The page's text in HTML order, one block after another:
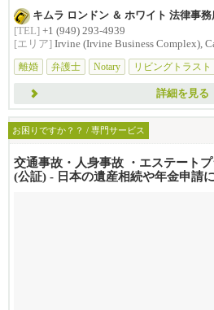
せんか？損害賠償は治療費...
キムラ ロンドン ＆ ホワイト 法律事務
[TEL] +1 (949) 293-4939
[エリア] Irvine (Irvine Business Complex),
離婚
弁護士 Notary リビングトラスト
詳細を見る
お困りですか？？ / 専門サービス
交通事故・人身事故 ・エステート
(公証) - 日本の遺産相続や年金申請